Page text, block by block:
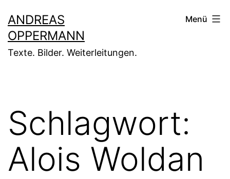
Inhalt
springen
ANDREAS
OPPERMANN
Texte. Bilder. Weiterleitungen.
Menü
Schlagwort:
Alois Woldan